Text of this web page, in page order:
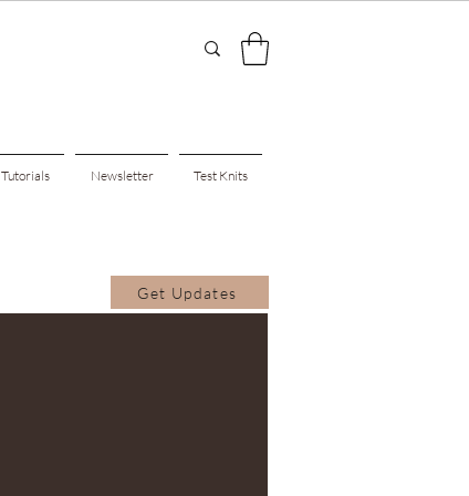
Tutorials Newsletter Test Knits
Get Updates